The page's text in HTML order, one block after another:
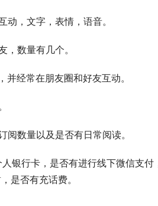
，文字，表情，语音。
，数量有几个。
经常在朋友圈和好友互动。
数量以及是否有日常阅读。
银行卡，是否有进行线下微信支
是否有充话费。